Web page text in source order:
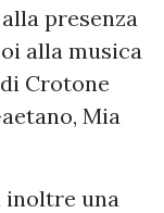
presenza
alla musica
Crotone
Mia
inoltre una